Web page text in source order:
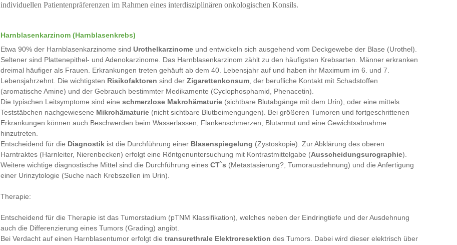
individuellen Patientenpräferenzen im Rahmen eines interdisziplinären onkologischen Konsils.
Harnblasenkarzinom (Harnblasenkrebs)
Etwa 90% der Harnblasenkarzinome sind Urothelkarzinome und entwickeln sich ausgehend vom Deckgewebe der Blase (Urothel).
Seltener sind Plattenepithel- und Adenokarzinome. Das Harnblasenkarzinom zählt zu den häufigsten Krebsarten. Männer erkranken
dreimal häufiger als Frauen. Erkrankungen treten gehäuft ab dem 40. Lebensjahr auf und haben ihr Maximum im 6. und 7.
Lebensjahrzehnt. Die wichtigsten Risikofaktoren sind der Zigarettenkonsum , der berufliche Kontakt mit Schadstoffen
(aromatische Amine) und der Gebrauch bestimmter Medikamente (Cyclophosphamid, Phenacetin).
Die typischen Leitsymptome sind eine schmerzlose Makrohämaturie (sichtbare Blutabgänge mit dem Urin), oder eine mittels
Teststäbchen nachgewiesene Mikrohämaturie (nicht sichtbare Blutbeimengungen). Bei größeren Tumoren und fortgeschrittenen
Erkrankungen können auch Beschwerden beim Wasserlassen, Flankenschmerzen, Blutarmut und eine Gewichtsabnahme
hinzutreten.
Entscheidend für die Diagnostik ist die Durchführung einer Blasenspiegelung (Zystoskopie). Zur Abklärung des oberen
Harntraktes (Harnleiter, Nierenbecken) erfolgt eine Röntgenuntersuchung mit Kontrastmittelgabe (Ausscheidungsurographie).
Weitere wichtige diagnostische Mittel sind die Durchführung eines CT`s (Metastasierung?, Tumorausdehnung) und die Anfertigung
einer Urinzytologie (Suche nach Krebszellen im Urin).
Therapie:
Entscheidend für die Therapie ist das Tumorstadium (pTNM Klassifikation), welches neben der Eindringtiefe und der Ausdehnung
auch die Differenzierung eines Tumors (Grading) angibt.
Bei Verdacht auf einen Harnblasentumor erfolgt die transurethrale Elektroresektion des Tumors. Dabei wird dieser elektrisch über